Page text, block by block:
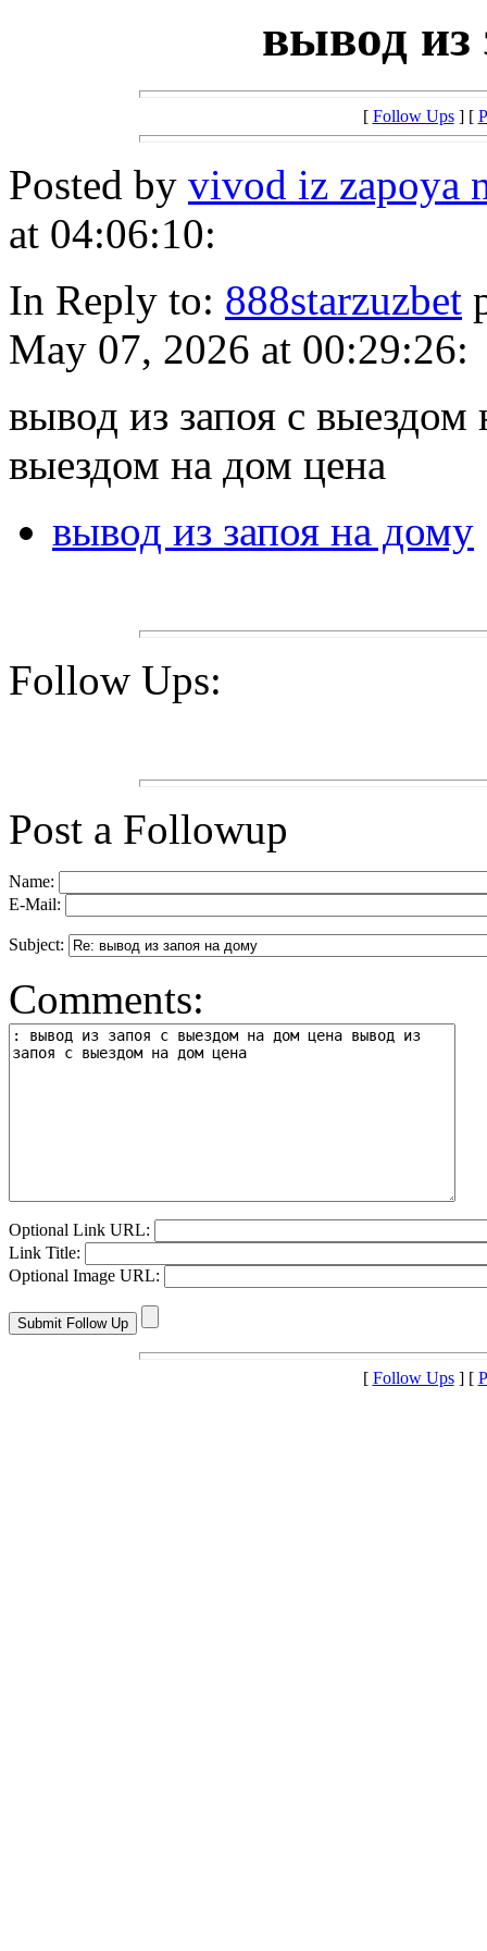
вывод из
[ Follow Ups] [
Posted by vivod iz zapoya
at 04:06:10:
In Reply to: 888starzuzbet
May 07, 2026 at 00:29:26:
вывод из запоя с
выездом на дом цена
вывод из запоя на дому
Follow Ups:
Post a Followup
Name:
E-Mail:
Subject:
Comments:
Optional Link URL:
Link Title:
Optional Image URL:
[ Follow Ups] [